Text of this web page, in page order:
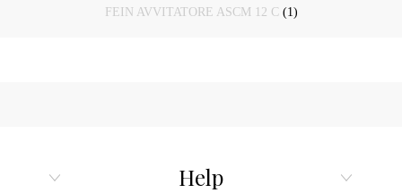
FEIN AVVITATORE ASCM 12 C (1)
Help